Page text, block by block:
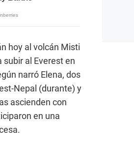
hoy al volcán Misti
al Everest en
narró Elena, dos
Nepal (durante) y
ascienden con
en una